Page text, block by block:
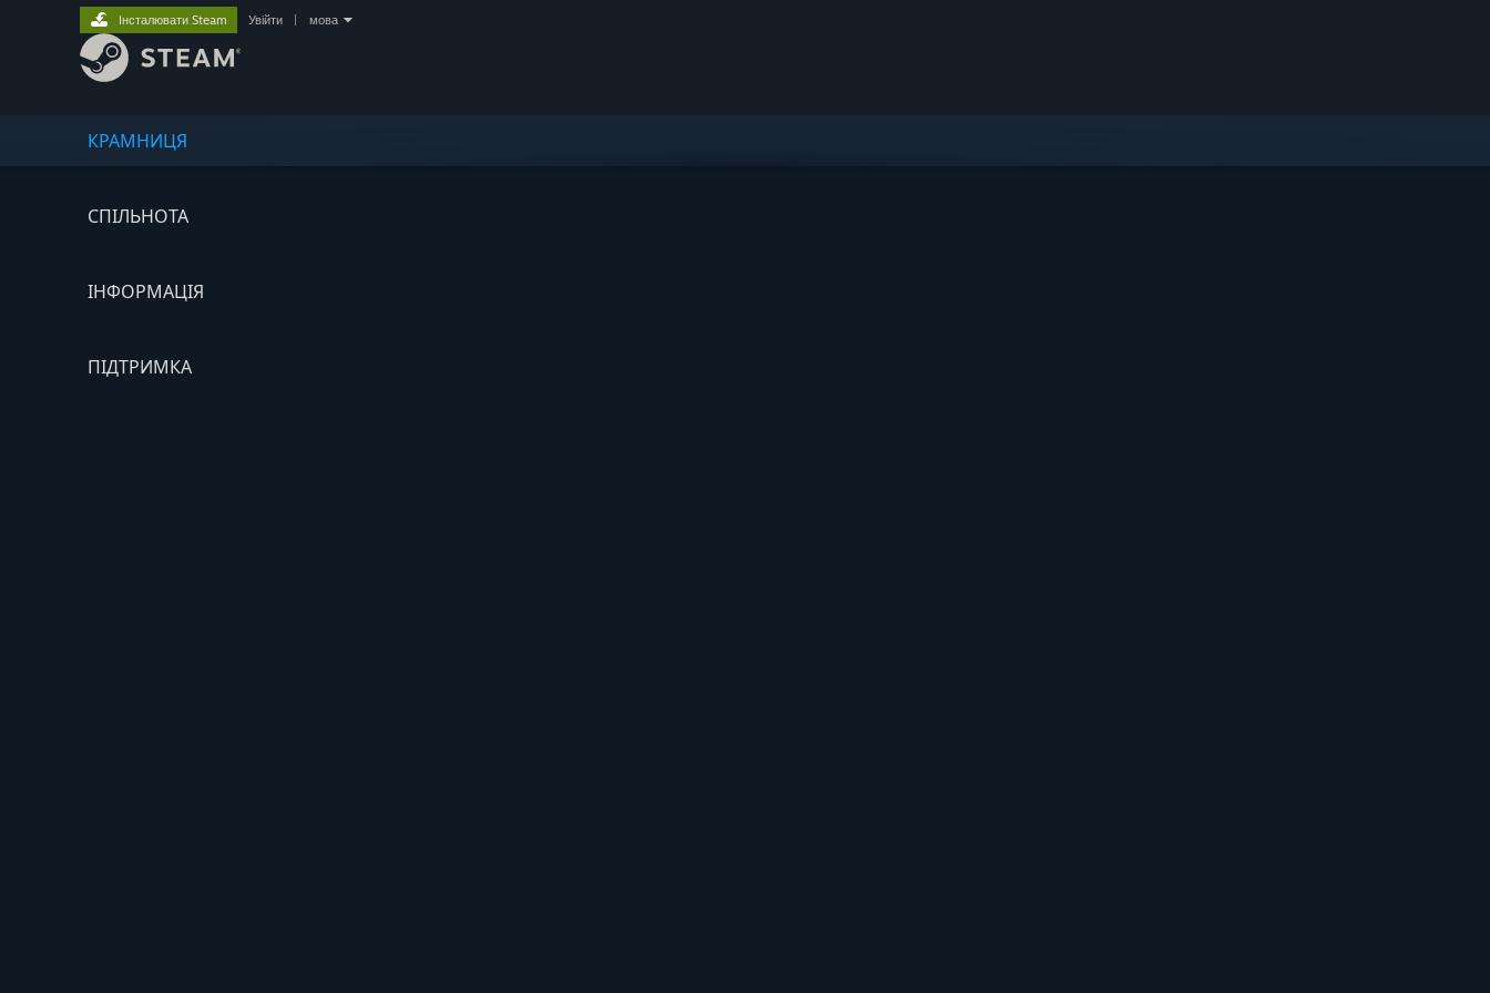
КРАМНИЦЯ
СПІЛЬНОТА
ІНФОРМАЦІЯ
ПІДТРИМКА
Інсталювати Steam Увійти мова